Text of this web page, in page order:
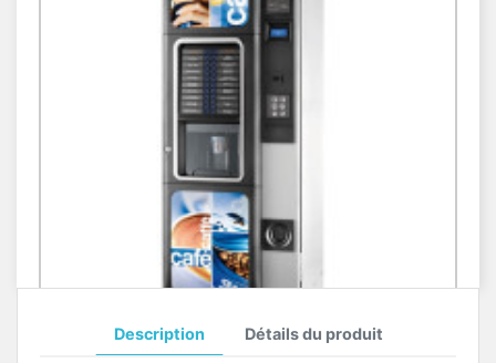
Description Détails du produit